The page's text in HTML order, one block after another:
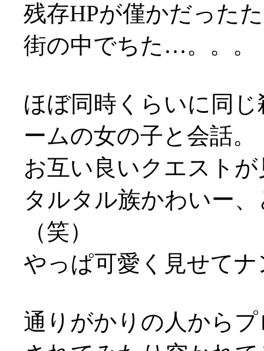
残存HPが僅かだった
街の中でちた…。。。
ほぼ同時くらいに同
ームの女の子と会話。
お互い良いクエスト
タルタル族かわいー
（笑）
やっぱ可愛く見せて
通りがかりの人から